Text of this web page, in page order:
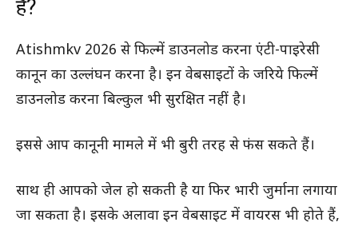
है?
Atishmkv 2026 से फिल्में डाउनलोड करना एंटी-पाइरेसी
कानून का उल्लंघन करना है। इन वेबसाइटों के जरिये फिल्में
डाउनलोड करना बिल्कुल भी सुरक्षित नहीं है।
इससे आप कानूनी मामले में भी बुरी तरह से फंस सकते हैं।
साथ ही आपको जेल हो सकती है या फिर भारी जुर्माना लगाया
जा सकता है। इसके अलावा इन वेबसाइट में वायरस भी होते हैं,